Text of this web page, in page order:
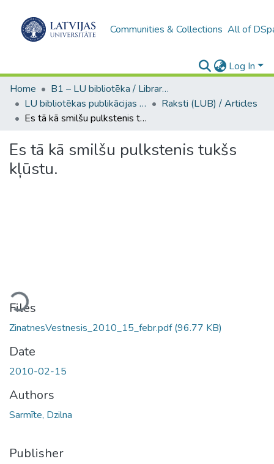
Communities & Collections All of
Log In
Home
B1 – LU bibliotēka / Library of the UL
LU bibliotēkas publikācijas / Publications of the University Library
Raksti (LUB) / Articles
Es tā kā smilšu pulkstenis tukšs kļūstu.
Es tā kā smilšu pulkstenis tukšs
kļūstu.
Files
ZinatnesVestnesis_2010_15_febr.pdf(96.77 KB)
Date
2010-02-15
Authors
Sarmīte, Dzilna
Publisher